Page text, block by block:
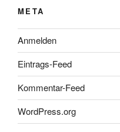
META
Anmelden
Eintrags-Feed
Kommentar-Feed
WordPress.org